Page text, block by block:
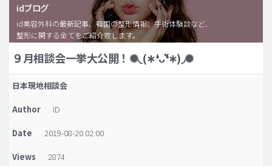
豊胸手術・バストアップ
プチ整形
脂肪吸引 (大容量)
安全整形
idブログ
id美容外科の最新記事、韓国の整形情報、手術体験談など、
整形に関する全てをご紹介致します。
９月相談会一挙大公開！✺◟(∗❛ᴗ❛ั∗)◞✺
日本現地相談会
Author ID
Date 2019-08-20 02:00
Views 2874